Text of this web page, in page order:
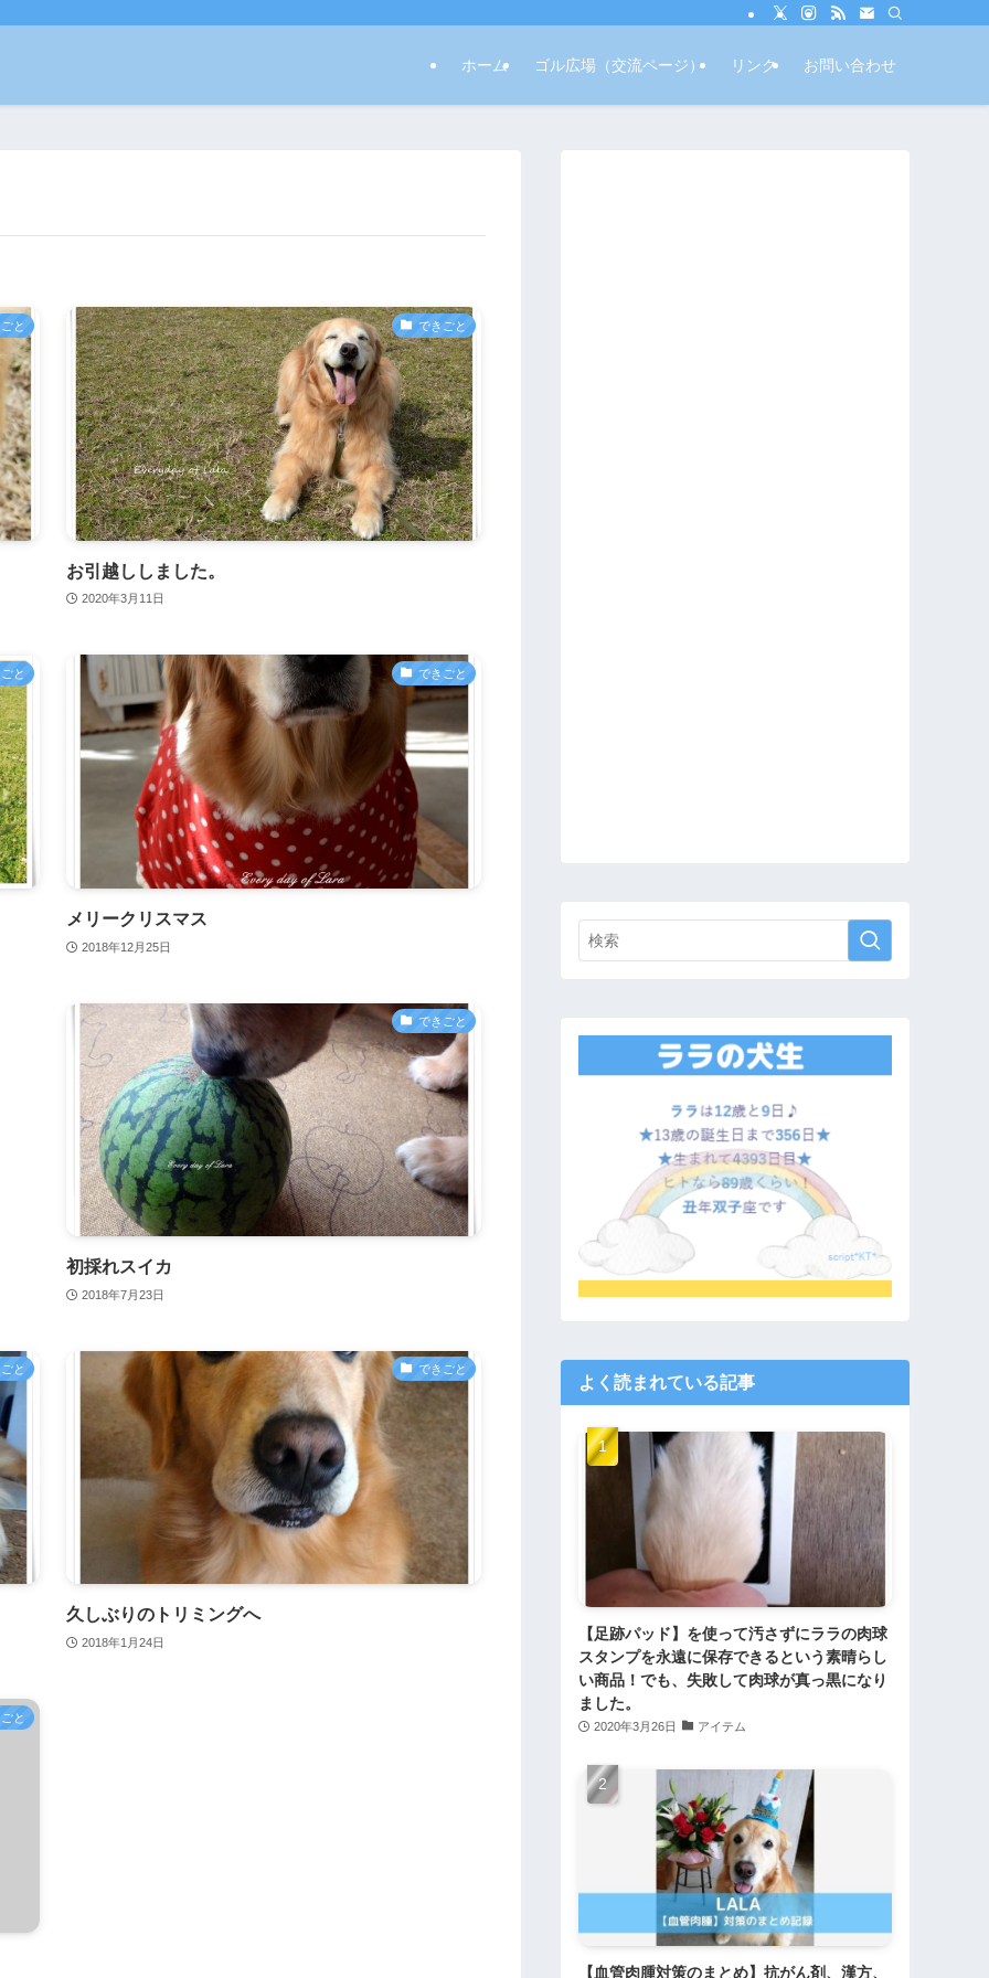
ホーム ゴル広場（交流ページ） リンク お問い合わせ
と できごと
お引越ししました。
2020年3月11日
と できごと
メリークリスマス
2018年12月25日
できごと
初採れスイカ
2018年7月23日
と できごと
久しぶりのトリミングへ
2018年1月24日
と
よく読まれている記事
【足跡パッド】を使って汚さずにララの肉球
スタンプを永遠に保存できるという素晴らし
い商品！でも、失敗して肉球が真っ黒になり
ました。
2020年3月26日 アイテム
【血管肉腫対策のまとめ】抗がん剤、漢方、